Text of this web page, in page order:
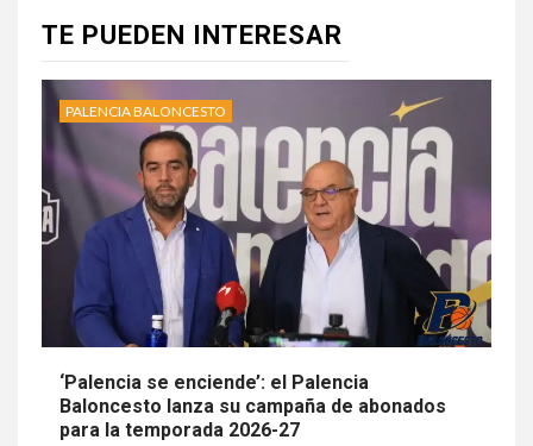
TE PUEDEN INTERESAR
PALENCIA BALONCESTO
‘Palencia se enciende’: el Palencia
Baloncesto lanza su campaña de abonados
para la temporada 2026-27